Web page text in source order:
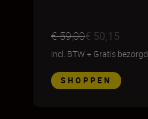
€ 59,00€ 50,15
incl. BTW + Gratis bezorgd
SHOPPEN